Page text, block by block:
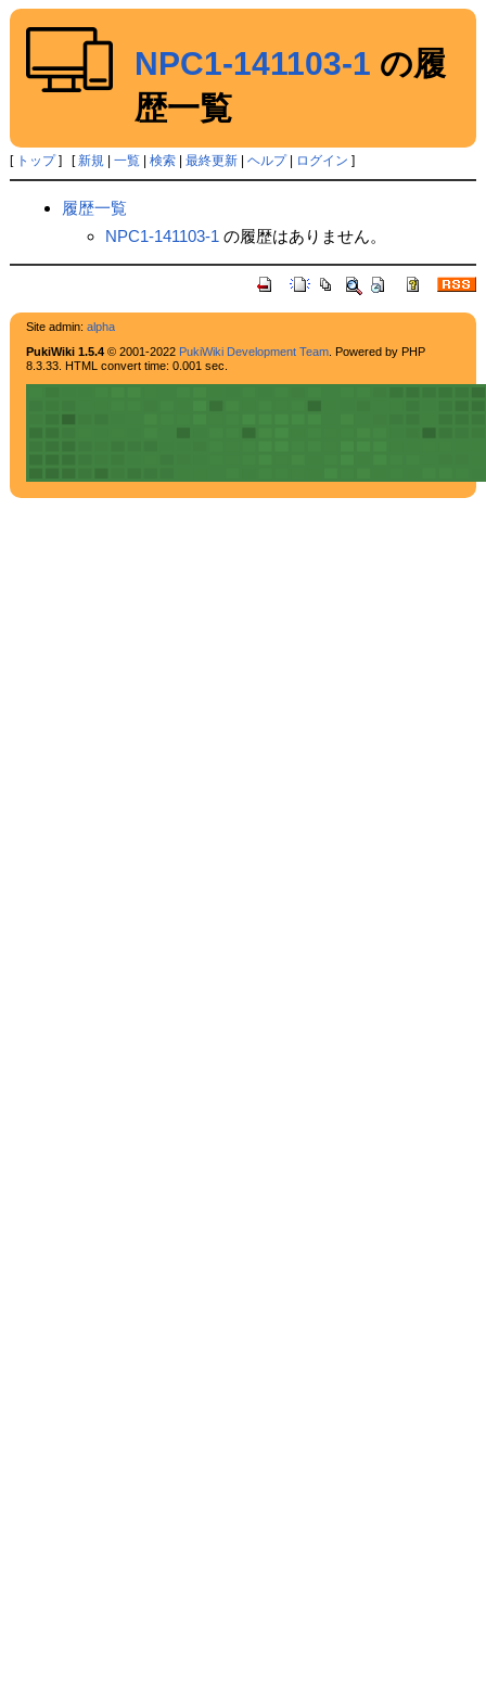
NPC1-141103-1 の履
歴一覧
[ トップ] [新規| 一覧| 検索| 最終更新| ヘルプ| ログイン ]
履歴一覧
NPC1-141103-1 の履歴はありません。
Site admin: alpha
PukiWiki 1.5.4© 2001-2022 PukiWiki Development Team. Powered by PHP
8.3.33. HTML convert time: 0.001 sec.